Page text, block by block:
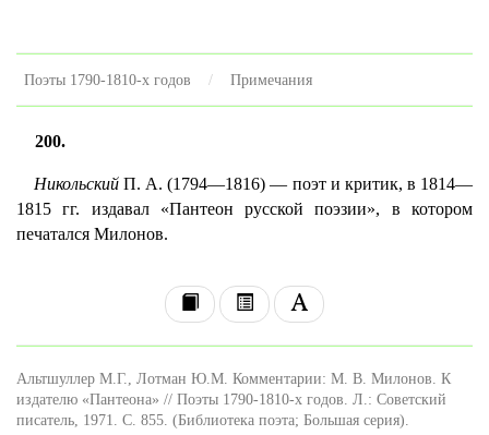
Поэты 1790-1810-х годов Примечания
200.
НикольскийП. А. (1794—1816) — поэт и критик, в 1814—
1815 гг. издавал «Пантеон русской поэзии», в котором
печатался Милонов.
Альтшуллер М.Г., Лотман Ю.М. Комментарии: М. В. Милонов. К
издателю «Пантеона» // Поэты 1790-1810-х годов. Л.: Советский
писатель, 1971. С. 855. (Библиотека поэта; Большая серия).